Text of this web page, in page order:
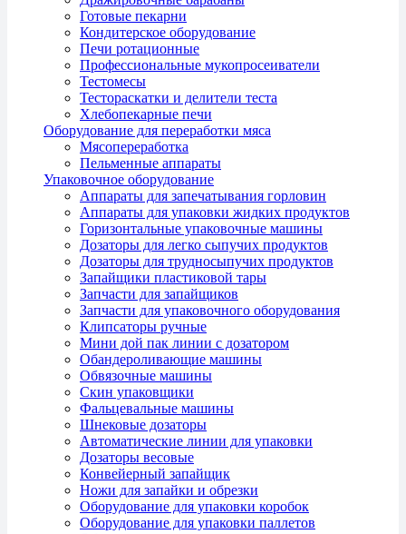
Готовые пекарни
Кондитерское оборудование
Печи ротационные
Профессиональные мукопросеиватели
Тестомесы
Тестораскатки и делители теста
Хлебопекарные печи
Оборудование для переработки мяса
Мясопереработка
Пельменные аппараты
Упаковочное оборудование
Аппараты для запечатывания горловин
Аппараты для упаковки жидких продуктов
Горизонтальные упаковочные машины
Дозаторы для легко сыпучих продуктов
Дозаторы для трудносыпучих продуктов
Запайщики пластиковой тары
Запчасти для запайщиков
Запчасти для упаковочного оборудования
Клипсаторы ручные
Мини дой пак линии с дозатором
Обандероливающие машины
Обвязочные машины
Скин упаковщики
Фальцевальные машины
Шнековые дозаторы
Автоматические линии для упаковки
Дозаторы весовые
Конвейерный запайщик
Ножи для запайки и обрезки
Оборудование для упаковки коробок
Оборудование для упаковки паллетов